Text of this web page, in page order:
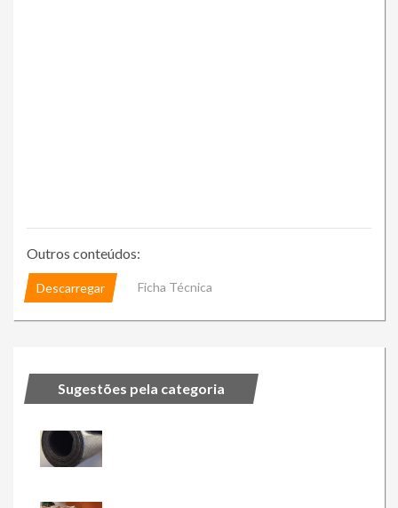
Outros conteúdos:
Descarregar Ficha Técnica
Sugestões pela categoria